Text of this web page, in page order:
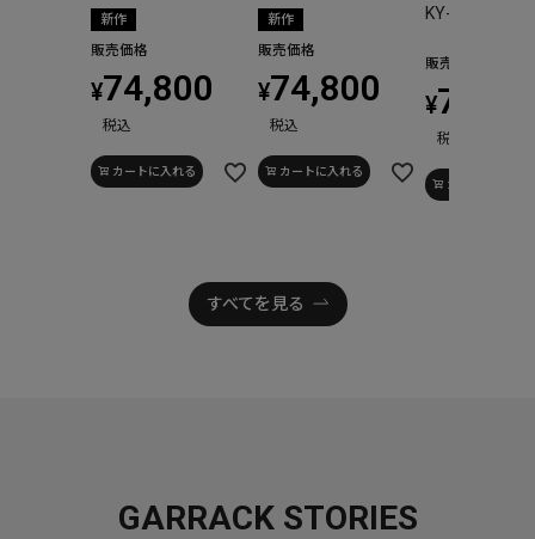
新作
販売価格
¥74,800
税込
カートに入れる
新作
販売価格
¥74,800
税込
カートに入れる
KY-AZ-S7
販売価格
¥
税込
カートに入れる
すべてを見る
GARRACK STORIES